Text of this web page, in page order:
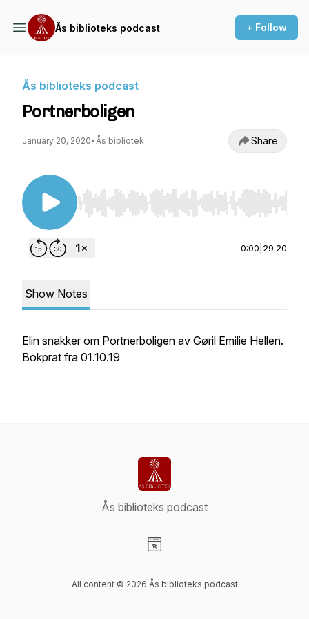
Ås biblioteks podcast + Follow
Ås biblioteks podcast
Portnerboligen
January 20, 2020•Ås bibliotek Share
Use Left/Right to seek, Home/End to jump to
0:00 29:20
Show Notes
Elin snakker om Portnerboligen av Gøril Emilie Hellen.
Bokprat fra 01.10.19
Ås biblioteks podcast
All content © 2026 Ås biblioteks podcast